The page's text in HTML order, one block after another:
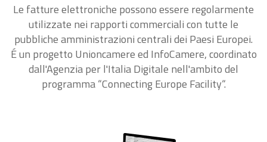
Le fatture elettroniche possono essere regolarmente
utilizzate nei rapporti commerciali con tutte le
pubbliche amministrazioni centrali dei Paesi Europei.
É un progetto Unioncamere ed InfoCamere, coordinato
dall'Agenzia per l'Italia Digitale nell'ambito del
programma “Connecting Europe Facility“.